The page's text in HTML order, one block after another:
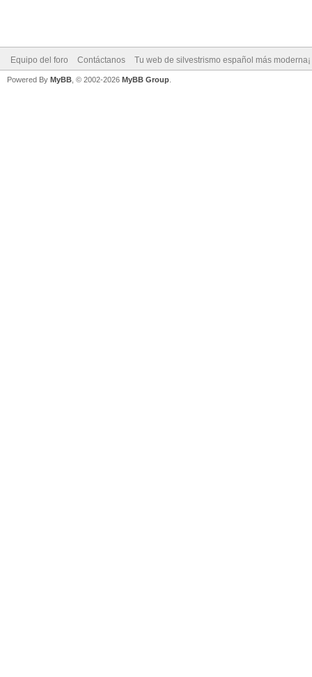
Equipo del foro Contáctanos Tu web de silvestrismo español más moderna¡
Powered By MyBB , © 2002-2026 MyBB Group